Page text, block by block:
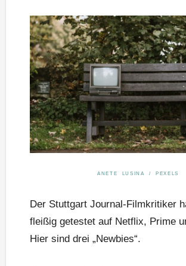
ANETE LUSINA / PEXELS
Der Stuttgart Journal-Filmkritiker
fleißig getestet auf Netflix, Prime
Hier sind drei „Newbies“.